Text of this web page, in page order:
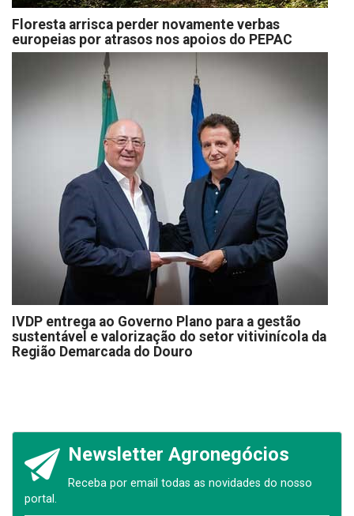
Floresta arrisca perder novamente verbas
europeias por atrasos nos apoios do PEPAC
IVDP entrega ao Governo Plano para a gestão
sustentável e valorização do setor vitivinícola da
Região Demarcada do Douro
Newsletter Agronegócios
Receba por email todas as novidades do nosso
portal.